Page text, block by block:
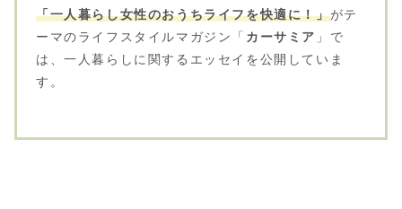
「一人暮らし女性のおうちライフを快適に！」がテ
ーマのライフスタイルマガジン「 カーサミア 」で
は、一人暮らしに関するエッセイを公開していま
す。